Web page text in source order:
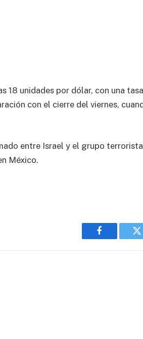
unidades por dólar, con una
con el cierre del viernes,
entre Israel y el grupo
México.
Facebook